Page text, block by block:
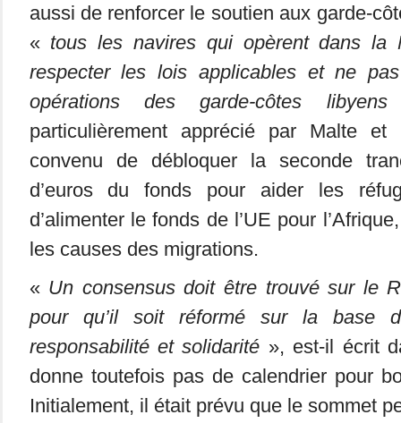
aussi de renforcer le soutien aux garde-
«tous les navires qui opèrent dans la
respecter les lois applicables et ne
opérations des garde-côtes libyens
particulièrement apprécié par Malte
convenu de débloquer la seconde
d’euros du fonds pour aider les
d’alimenter le fonds de l’UE pour
les causes des migrations.
« Un consensus doit être trouvé sur le
pour qu’il soit réformé sur la base
responsabilité et solidarité », est-il écrit
donne toutefois pas de calendrier pour
Initialement, il était prévu que le sommet